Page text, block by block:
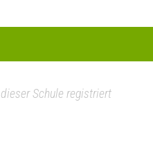
Schule registriert